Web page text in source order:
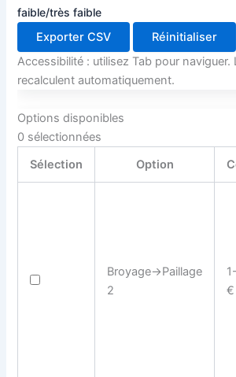
faible/très faible
Exporter CSV
Réinitialiser
Accessibilité : utilisez Tab pour naviguer.
recalculent automatiquement.
Options disponibles
0 sélectionnées
Sélection
Option
Broyage→Paillage
2
€